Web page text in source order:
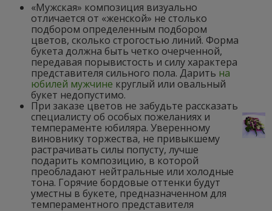
«Мужская» композиция визуально
отличается от «женской» не столько
подбором определенным подбором
цветов, сколько строгостью линий. Форма
букета должна быть четко очерченной,
передавая порывистость и силу характера
представителя сильного пола. Дарить на
юбилей мужчине круглый или овальный
букет недопустимо.
При заказе цветов не забудьте рассказать
специалисту об особых пожеланиях и
темпераменте юбиляра. Уверенному
виновнику торжества, не привыкшему
растрачивать силы попусту, лучше
подарить композицию, в которой
преобладают нейтральные или холодные
тона. Горячие бордовые оттенки будут
уместны в букете, предназначенном для
темпераментного представителя